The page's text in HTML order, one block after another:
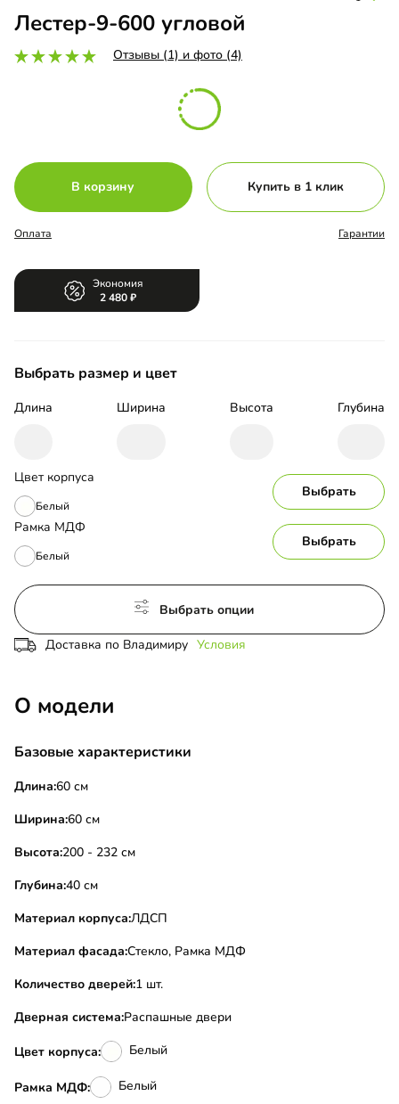
Лестер-9-600 угловой
Отзывы (1) и фото (4)
В корзину Купить в 1 клик
Оплата Гарантии
Экономия
2 480
Выбрать размер и цвет
Длина Ширина Высота Глубина
Цвет корпуса
Белый
Выбрать
Рамка МДФ
Белый
Выбрать
Выбрать опции
Доставка по Владимиру Условия
О модели
Базовые характеристики
Длина:60 см
Ширина:60 см
Высота:200 - 232 см
Глубина:40 см
Материал корпуса:ЛДСП
Материал фасада:Стекло, Рамка МДФ
Количество дверей:1 шт.
Дверная система:Распашные двери
Цвет корпуса: Белый
Рамка МДФ: Белый